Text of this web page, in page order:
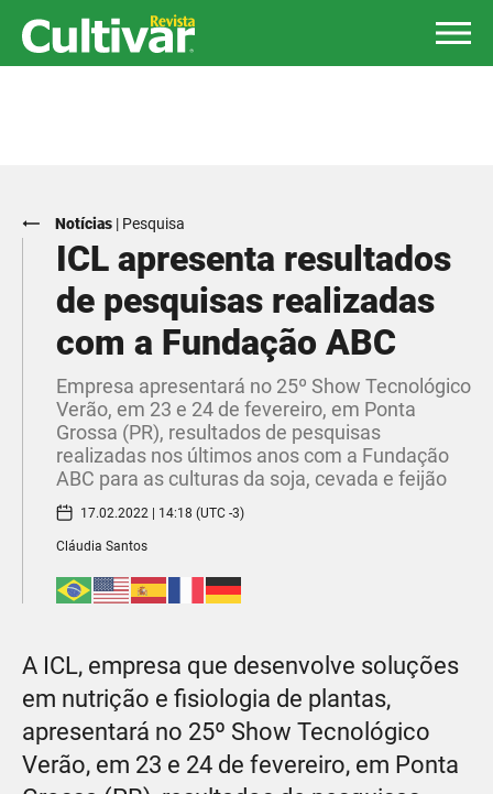
Notícias | Pesquisa
ICL apresenta resultados
de pesquisas realizadas
com a Fundação ABC
Empresa apresentará no 25º Show Tecnológico
Verão, em 23 e 24 de fevereiro, em Ponta
Grossa (PR), resultados de pesquisas
realizadas nos últimos anos com a Fundação
ABC para as culturas da soja, cevada e feijão
17.02.2022 | 14:18 (UTC -3)
Cláudia Santos
A ICL, empresa que desenvolve soluções
em nutrição e fisiologia de plantas,
apresentará no 25º Show Tecnológico
Verão, em 23 e 24 de fevereiro, em Ponta